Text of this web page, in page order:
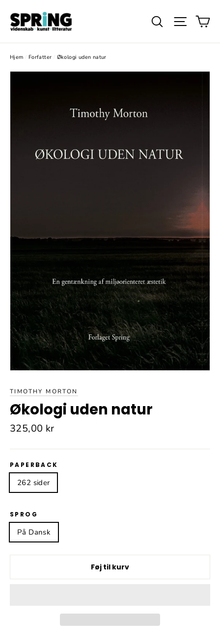
videre
indhold
Søg
Hjem / Forfatter / Økologi uden natur
TIMOTHY MORTON
Økologi uden natur
Normalpris
325,00 kr
PAPERBACK
262 sider
SPROG
På Dansk
Føj til kurv